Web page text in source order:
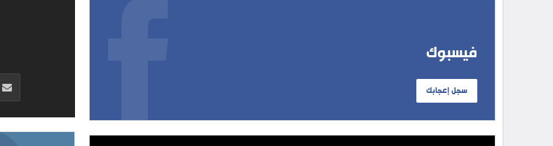
فيسبوك
سجل إعجابك